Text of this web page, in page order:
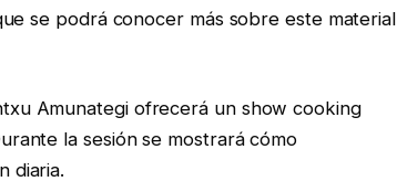
se podrá conocer más sobre este material
Amunategi ofrecerá un show cooking
la sesión se mostrará cómo
diaria.